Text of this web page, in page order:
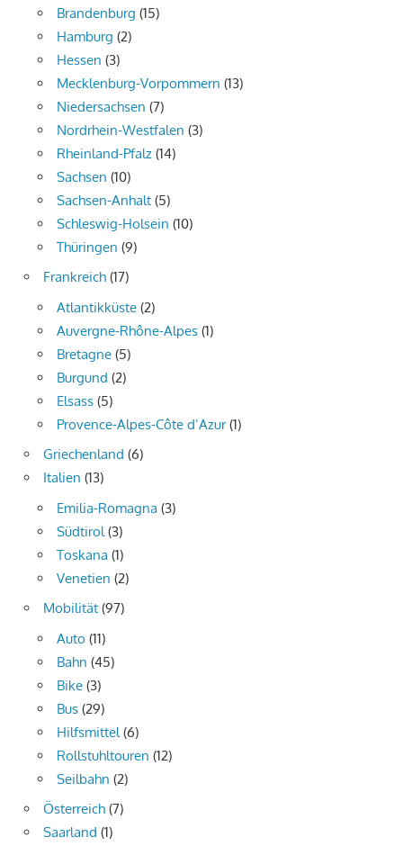
Brandenburg (15)
Hamburg (2)
Hessen (3)
Mecklenburg-Vorpommern (13)
Niedersachsen (7)
Nordrhein-Westfalen (3)
Rheinland-Pfalz (14)
Sachsen (10)
Sachsen-Anhalt (5)
Schleswig-Holsein (10)
Thüringen (9)
Frankreich (17)
Atlantikküste (2)
Auvergne-Rhône-Alpes (1)
Bretagne (5)
Burgund (2)
Elsass (5)
Provence-Alpes-Côte d’Azur(1)
Griechenland (6)
Italien (13)
Emilia-Romagna (3)
Südtirol (3)
Toskana (1)
Venetien (2)
Mobilität (97)
Auto (11)
Bahn (45)
Bike (3)
Bus (29)
Hilfsmittel (6)
Rollstuhltouren (12)
Seilbahn (2)
Österreich (7)
Saarland (1)